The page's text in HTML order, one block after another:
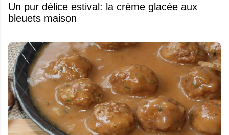
Un pur délice estival: la crème glacée aux
bleuets maison